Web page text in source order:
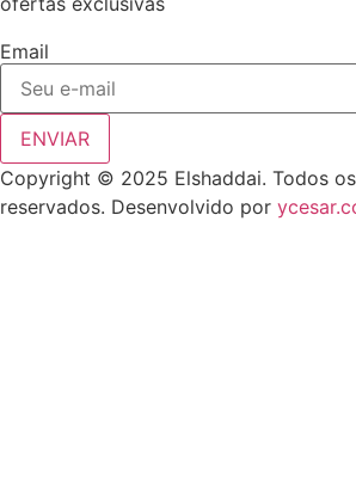
Email
ENVIAR
Copyright © 2025 Elshaddai. Todos
reservados. Desenvolvido por